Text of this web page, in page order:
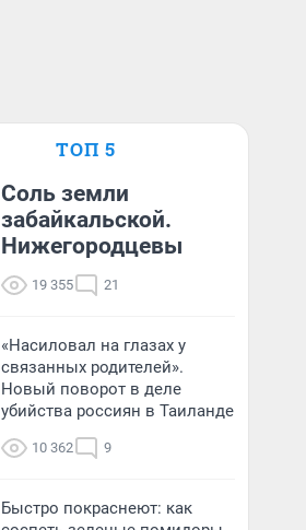
ТОП 5
Соль земли
забайкальской.
Нижегородцевы
19 355 21
«Насиловал на глазах у
связанных родителей».
Новый поворот в деле
убийства россиян в Таиланде
10 362 9
Быстро покраснеют: как